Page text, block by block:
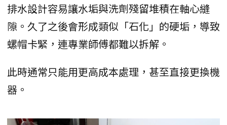
排水設計容易讓水垢與洗劑殘留堆積在軸心縫
隙。久了之後會形成類似「石化」的硬垢，導致
螺帽卡緊，連專業師傅都難以拆解。
此時通常只能用更高成本處理，甚至直接更換機
器。